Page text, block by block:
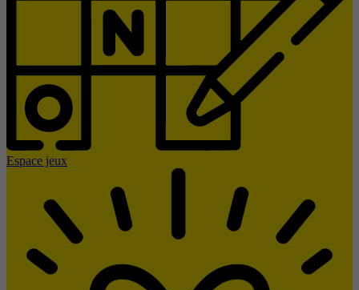
Espace jeux